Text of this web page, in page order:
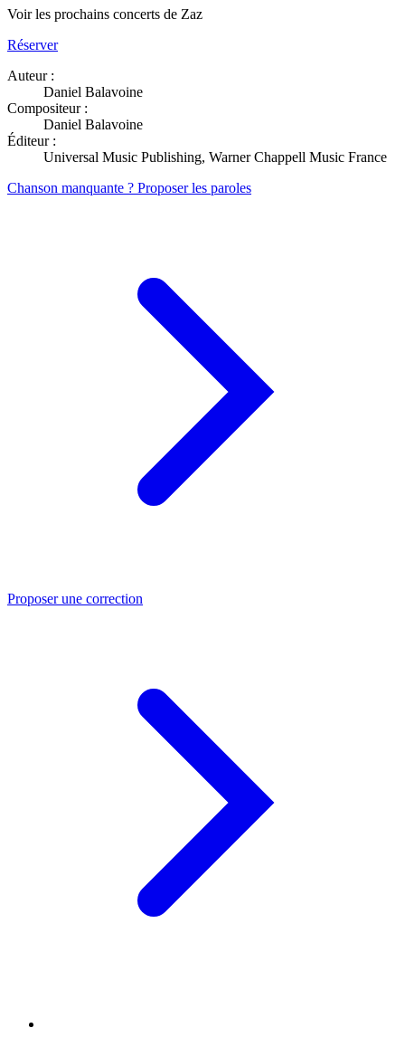
Voir les prochains concerts de Zaz
Réserver
Auteur :
Daniel Balavoine
Compositeur :
Daniel Balavoine
Éditeur :
Universal Music Publishing, Warner Chappell Music France
Chanson manquante ? Proposer les paroles
Proposer une correction